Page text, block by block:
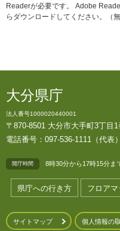
Readerが必要です。
Adobe
らダウンロードしてください。（無
大分県庁
法人番号1000020440001
〒870-8501 大分市大手町3丁目1
電話番号：097-536-1111（代表）
開庁時間 8時30分から17時15分ま
県庁への行き方 フロアマ
サイトマップ 個人情報の